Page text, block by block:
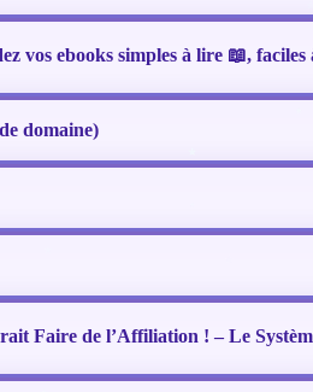
vos ebooks simples à lire 📖,
domaine)
Faire de l’Affiliation ! – Le